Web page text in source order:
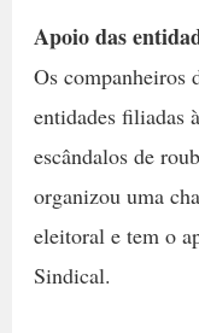
Apoio das
Os companheiros
entidades filiadas
escândalos de
organizou uma
eleitoral e tem o
Sindical.